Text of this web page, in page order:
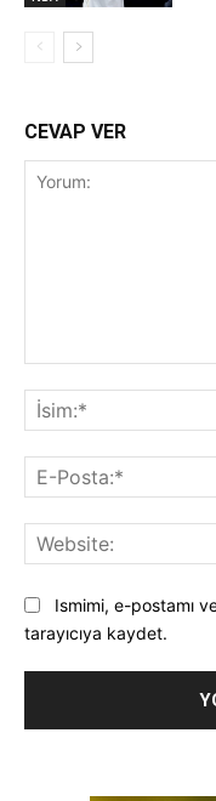
CEVAP VER
Ismimi, e-postamı
tarayıcıya kaydet.